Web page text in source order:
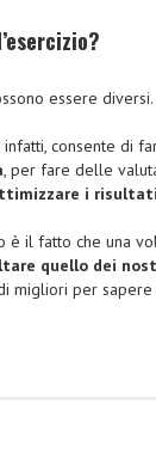
essere diversi.
consente di
, per fare delle
i
è il fatto che una
quello dei
migliori per